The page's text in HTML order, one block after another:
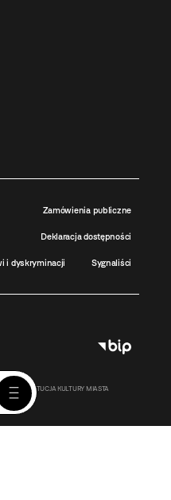
Zamówienia publiczne
Deklaracja dostępności
i dyskryminacji Sygnaliści
– INSTYTUCJA KULTURY MIASTA